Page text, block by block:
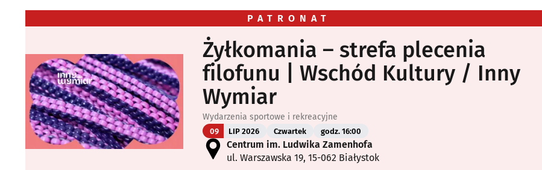
PATRONAT
Żyłkomania – strefa plecenia
filofunu | Wschód Kultury / Inny
Wymiar
Wydarzenia sportowe i rekreacyjne
09 LIP 2026 Czwartek godz. 16:00
Centrum im. Ludwika Zamenhofa
ul. Warszawska 19, 15-062 Białystok